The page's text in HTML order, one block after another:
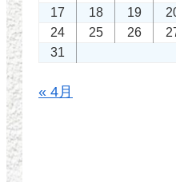
17
18 19
24
25 26
31
« 4月